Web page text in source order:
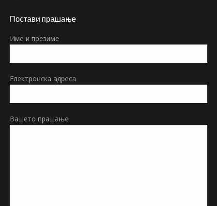
opens
new
Постави прашање
Име и презиме
Електронска адреса
Вашето прашање